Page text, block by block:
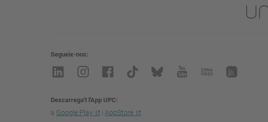
Segueix-nos
Descarrega't l'App UPC
a Google Play i AppStore